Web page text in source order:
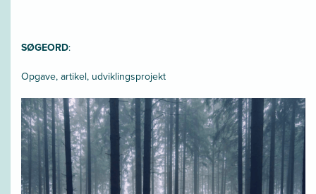
SØGEORD:
Opgave, artikel, udviklingsprojekt